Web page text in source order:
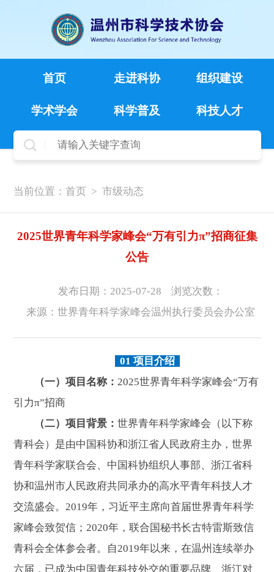
首页 走进科协 组织建设
学术学会 科学普及 科技人才
当前位置： 首页 > 市级动态
2025世界青年科学家峰会“万有引力π”招商征集
公告
发布日期：2025-07-28
浏览次数：
来源：世界青年科学家峰会温州执行委员会办公室
01项目介绍
（一）项目名称：2025世界青年科学家峰会“万有
引力π”招商
（二）项目背景：世界青年科学家峰会（以下称
青科会）是由中国科协和浙江省人民政府主办，世界
青年科学家联合会、中国科协组织人事部、浙江省科
协和温州市人民政府共同承办的高水平青年科技人才
交流盛会。2019年，习近平主席向首届世界青年科学
家峰会致贺信；2020年，联合国秘书长古特雷斯致信
青科会全体参会者。自2019年以来，在温州连续举办
六届，已成为中国青年科技外交的重要品牌、浙江对